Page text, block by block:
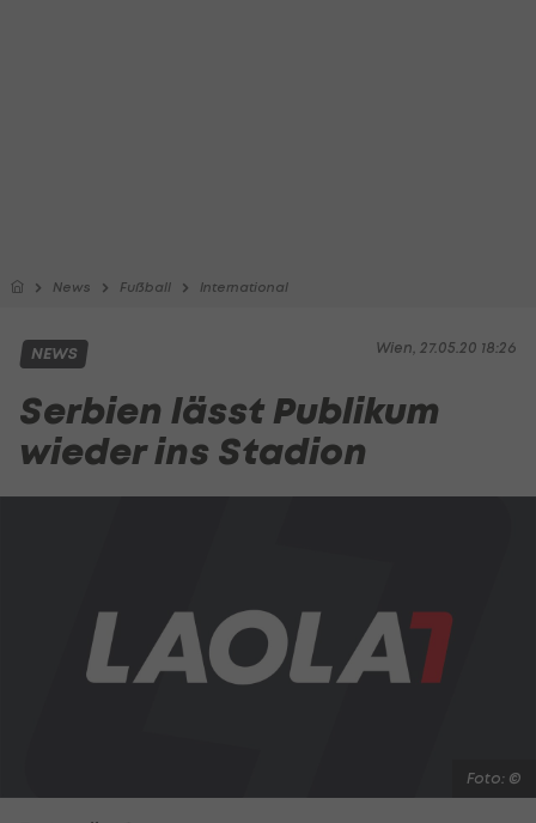
News Fußball International
Wien, 27.05.20 18:26
NEWS
Serbien lässt Publikum
wieder ins Stadion
Foto: ©